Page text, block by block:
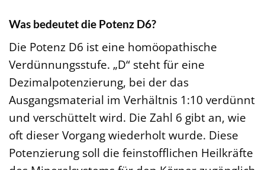
Was bedeutet die Potenz D6?
Die Potenz D6 ist eine homöopathische
Verdünnungsstufe. „D“ steht für eine
Dezimalpotenzierung, bei der das
Ausgangsmaterial im Verhältnis 1:10 verdünnt
und verschüttelt wird. Die Zahl 6 gibt an, wie
oft dieser Vorgang wiederholt wurde. Diese
Potenzierung soll die feinstofflichen Heilkräfte